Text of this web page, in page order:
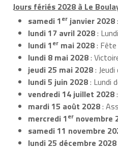
Jours fériés 2028 à Le
samedi 1er janvier 2028
lundi 17 avril 2028:
lundi 1er mai 2028:
lundi 8 mai 2028:
jeudi 25 mai 2028:
lundi 5 juin 2028: Lundi
vendredi 14 juillet 2028
mardi 15 août 2028:
mercredi 1er novembre
samedi 11 novembre
lundi 25 décembre 2028